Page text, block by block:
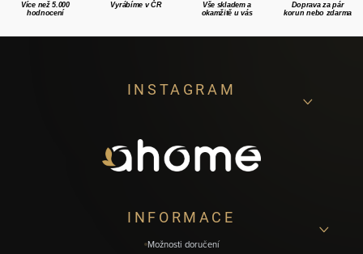
Více než 5.000
hodnocení
Vyrábíme v ČR
Vše skladem a
okamžitě u vás
Doprava za pár
korun nebo zdarma
INSTAGRAM
INFORMACE
Možnosti doručení